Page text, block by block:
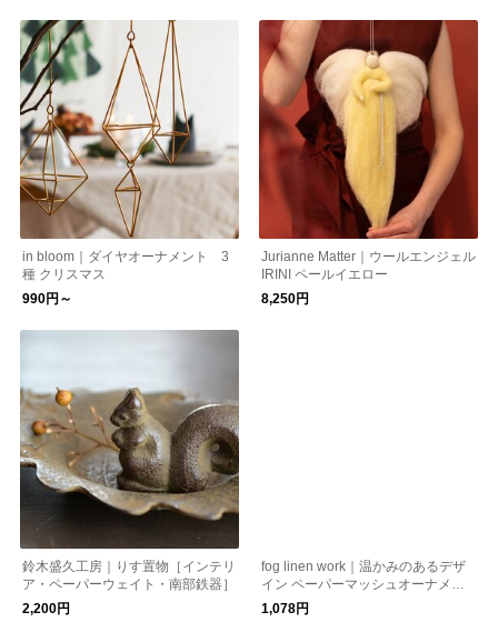
in bloom｜ダイヤオーナメント 3
種 クリスマス
990円～
Jurianne Matter｜ウールエンジェル
IRINI ペールイエロー
8,250円
鈴木盛久工房｜りす置物［インテリ
ア・ペーパーウェイト・南部鉄器］
2,200円
fog linen work｜温かみのあるデザ
イン ペーパーマッシュオーナメン
ト クリスマス kurashisha
1,078円